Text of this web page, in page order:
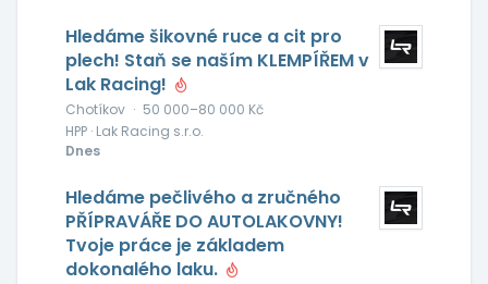
Hledáme šikovné ruce a cit pro
plech! Staň se naším KLEMPÍŘEM v
Lak Racing!
Chotíkov · 50 000–80 000 Kč
HPP · Lak Racing s.r.o.
Dnes
Hledáme pečlivého a zručného
PŘÍPRAVÁŘE DO AUTOLAKOVNY!
Tvoje práce je základem
dokonalého laku.